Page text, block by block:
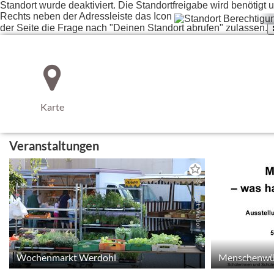
Standort wurde deaktiviert. Die Standortfreigabe wird
Rechts neben der Adressleiste das Icon
der Seite die Frage nach "Deinen Standort abrufen" zulassen.
Karte
Veranstaltungen
CC-BY-SA | Stadt Werdohl
Wochenmarkt Werdohl